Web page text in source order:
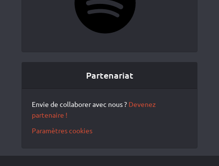
Partenariat
Envie de collaborer avec nous ? Devenez
partenaire !
Paramètres cookies